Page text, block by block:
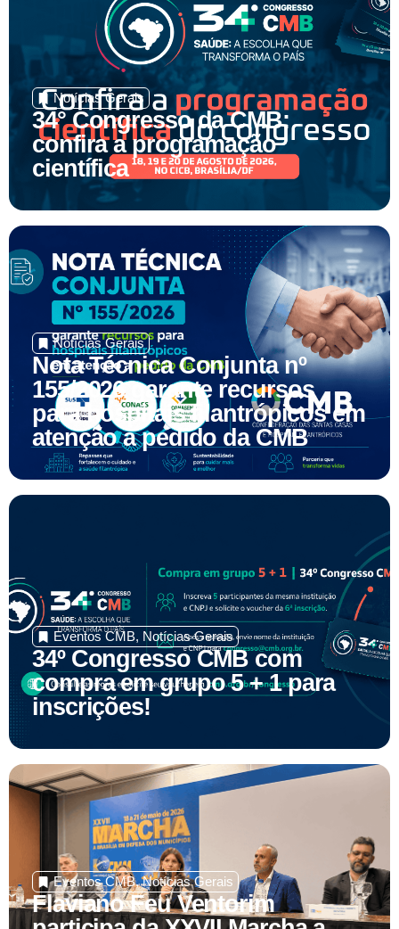
Notícias Gerais
34° Congresso da CMB:
confira a programação
científica
Notícias Gerais
Nota Técnica Conjunta nº
155/2026 garante recursos
para hospitais filantrópicos em
atenção a pedido da CMB
Eventos CMB Notícias Gerais
34º Congresso CMB com
compra em grupo 5 + 1 para
inscrições!
Eventos CMB ,Notícias Gerais
Flaviano Feu Ventorim
participa da XXVII Marcha a